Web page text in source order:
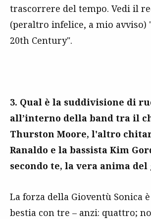
trascorrere del tempo. Vedi il
(peraltro infelice, a mio avviso)
20th Century".
3. Qual è la suddivisione di
all’interno della band tra il
Thurston Moore, l'altro
Ranaldo e la bassista Kim
secondo te, la vera anima del
La forza della Gioventù Sonica
bestia con tre – anzi: quattro;